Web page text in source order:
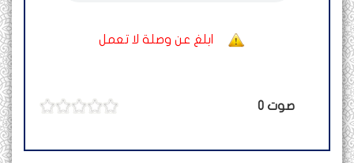
ابلغ عن وصلة لا تعمل
0صوت